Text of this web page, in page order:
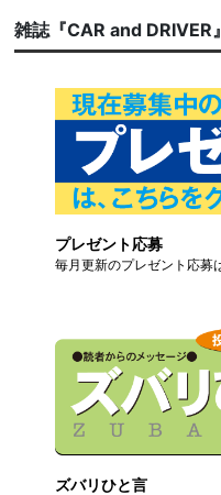
雑誌『CAR and DRIVER
プレゼント応募
毎月更新のプレゼント応募
ズバリひと言